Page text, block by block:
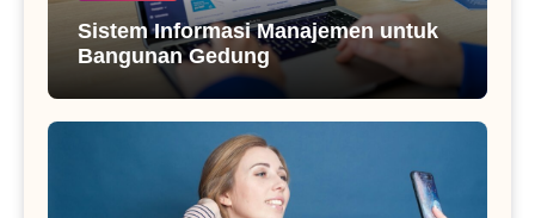
Sistem Informasi Manajemen untuk
Bangunan Gedung